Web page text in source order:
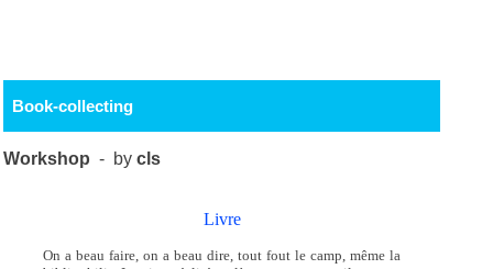
Book-collecting
Workshop - bycls
Livre
On a beau faire, on a beau dire, tout fout le camp, même la